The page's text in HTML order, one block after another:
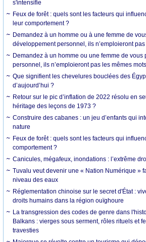
s'intensifie
Feux de forêt : quels sont les facteurs qui
leur comportement ?
Demandez à un homme ou à une femme de
développement personnel, ils n’emploieront
Demandez à un homme ou une femme de
personnel, ils n’emploieront pas les mêmes mots
Que signifient les chevelures bouclées des
d’aujourd’hui ?
Retour sur le pic d’inflation de 2022 résolu en
héritage des leçons de 1973 ?
Construire des cabanes : un jeu d’enfants qui
nature
Feux de forêt : quels sont les facteurs qui
comportement ?
Canicules, mégafeux, inondations : l’extrême
Tuvalu veut devenir une « Nation Numérique »
niveau des eaux
Réglementation chinoise sur le secret d'État :
droits humains dans la région ouïghoure
La transgression des codes de genre dans
Balkans : vierges sous serment, rôles rituels et
travesties